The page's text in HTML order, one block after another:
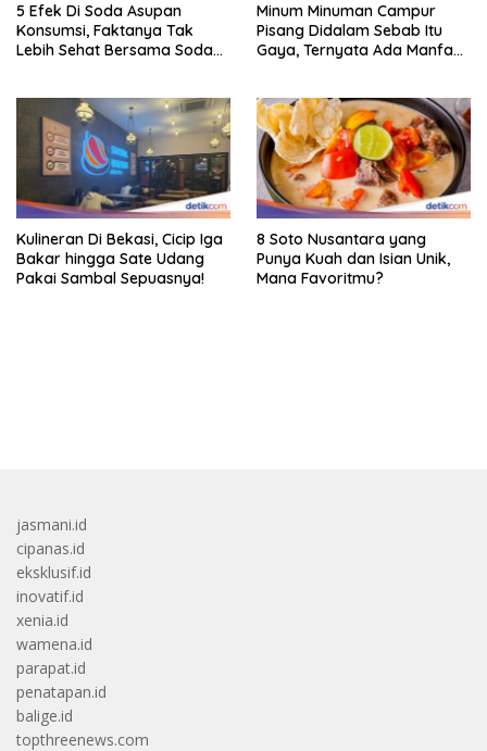
5 Efek Di Soda Asupan
Konsumsi, Faktanya Tak
Lebih Sehat Bersama Soda
Minum Minuman Campur
Pisang Didalam Sebab Itu
Gaya, Ternyata Ada Manfaat
Kulineran Di Bekasi, Cicip Iga
Bakar hingga Sate Udang
Pakai Sambal Sepuasnya!
8 Soto Nusantara yang
Punya Kuah dan Isian Unik,
Mana Favoritmu?
jasmani.id
cipanas.id
eksklusif.id
inovatif.id
xenia.id
wamena.id
parapat.id
penatapan.id
balige.id
topthreenews.com